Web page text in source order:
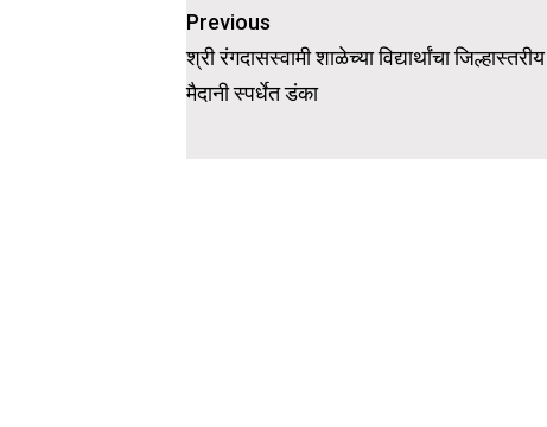
Post
navigation
Previous
श्री रंगदासस्वामी शाळेच्या विद्यार्थांचा जिल्हास्तरीय
मैदानी स्पर्धेत डंका